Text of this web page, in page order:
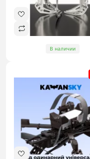
В наличии